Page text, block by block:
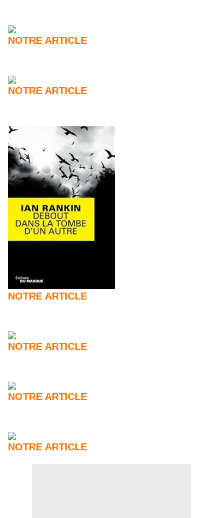
NOTRE ARTICLE
NOTRE ARTICLE
NOTRE ARTICLE
NOTRE ARTICLE
NOTRE ARTICLE
NOTRE ARTICLE